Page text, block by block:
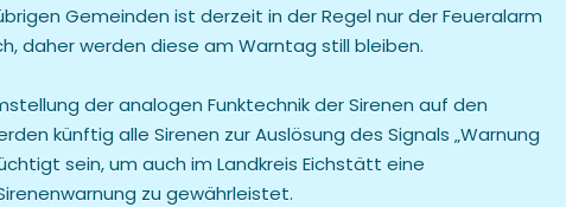
Gemeinden ist derzeit in der Regel nur der Feueralarm
daher werden diese am Warntag still bleiben.
der analogen Funktechnik der Sirenen auf den
künftig alle Sirenen zur Auslösung des Signals „Warnung
sein, um auch im Landkreis Eichstätt eine
zu gewährleistet.